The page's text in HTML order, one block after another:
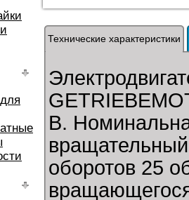
Технические характеристики
В.
оборотов 25